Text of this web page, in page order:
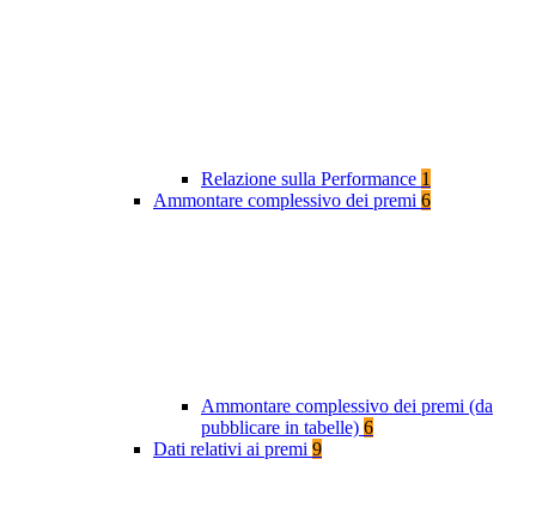
Relazione sulla Performance 1
Ammontare complessivo dei premi 6
Ammontare complessivo dei premi (da
pubblicare in tabelle) 6
Dati relativi ai premi 9